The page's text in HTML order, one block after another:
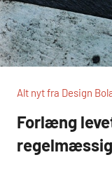
Alt nyt fra Design
Forlæng